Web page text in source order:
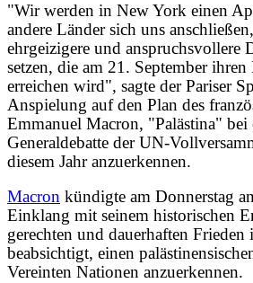
"Wir werden in New York einen
andere Länder sich uns
ehrgeizigere und anspruchsvollere
setzen, die am 21. September
erreichen wird", sagte der Pariser
Anspielung auf den Plan des
Emmanuel Macron, "Palästina" bei
Generaldebatte der UN-
diesem Jahr anzuerkennen.
Macron kündigte am Donnerstag
Einklang mit seinem historischen
gerechten und dauerhaften Frieden
beabsichtigt, einen
Vereinten Nationen anzuerkennen.